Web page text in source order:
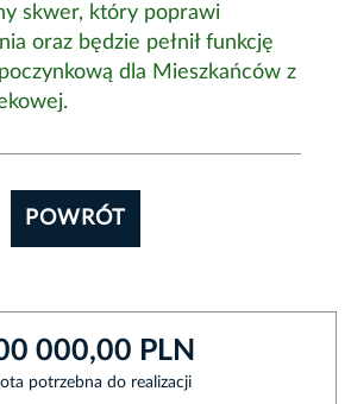
skwer, który poprawi
oraz będzie pełnił funkcję
dla Mieszkańców z
POWRÓT
000,00 PLN
potrzebna do realizacji